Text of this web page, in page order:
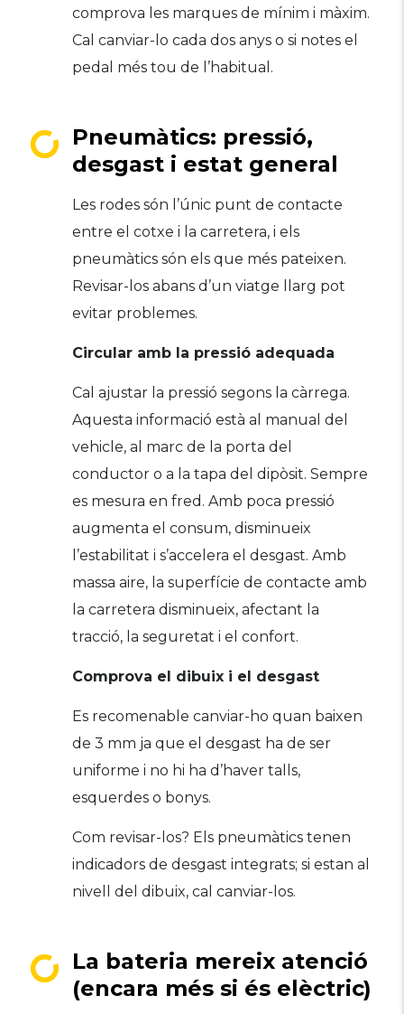
comprova les marques de mínim i màxim.
Cal canviar-lo cada dos anys o si notes el
pedal més tou de l’habitual.
Pneumàtics: pressió,
desgast i estat general
Les rodes són l’únic punt de contacte
entre el cotxe i la carretera, i els
pneumàtics són els que més pateixen.
Revisar-los abans d’un viatge llarg pot
evitar problemes.
Circular amb la pressió adequada
Cal ajustar la pressió segons la càrrega.
Aquesta informació està al manual del
vehicle, al marc de la porta del
conductor o a la tapa del dipòsit. Sempre
es mesura en fred. Amb poca pressió
augmenta el consum, disminueix
l’estabilitat i s’accelera el desgast. Amb
massa aire, la superfície de contacte amb
la carretera disminueix, afectant la
tracció, la seguretat i el confort.
Comprova el dibuix i el desgast
Es recomenable canviar-ho quan baixen
de 3 mm ja que el desgast ha de ser
uniforme i no hi ha d’haver talls,
esquerdes o bonys.
Com revisar-los? Els pneumàtics tenen
indicadors de desgast integrats; si estan al
nivell del dibuix, cal canviar-los.
La bateria mereix atenció
(encara més si és elèctric)